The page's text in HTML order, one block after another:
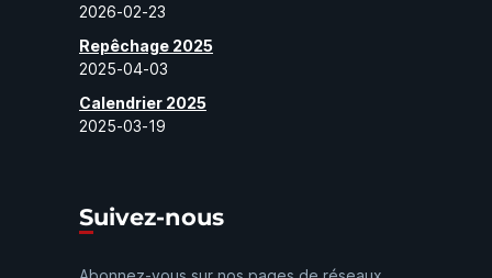
2026-02-23
Repêchage 2025
2025-04-03
Calendrier 2025
2025-03-19
Suivez-nous